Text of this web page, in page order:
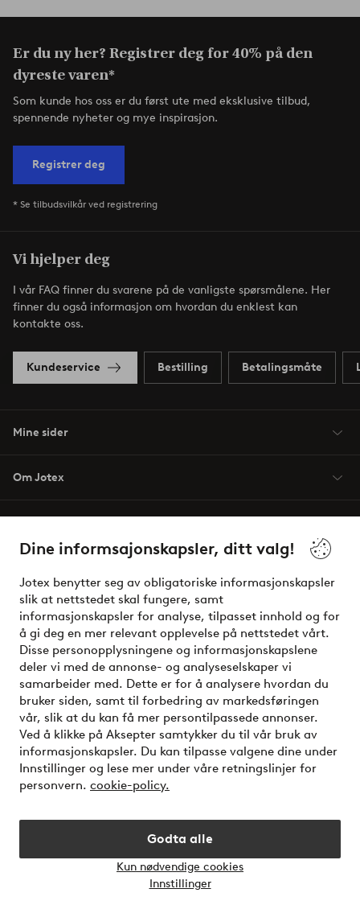
Dine informsajonskapsler, ditt valg!
Jotex benytter seg av obligatoriske informasjonskapsler
slik at nettstedet skal fungere, samt
informasjonskapsler for analyse, tilpasset innhold og for
å gi deg en mer relevant opplevelse på nettstedet vårt.
Disse personopplysningene og informasjonskapslene
deler vi med de annonse- og analyseselskaper vi
samarbeider med. Dette er for å analysere hvordan du
bruker siden, samt til forbedring av markedsføringen
vår, slik at du kan få mer persontilpassede annonser.
Ved å klikke på Aksepter samtykker du til vår bruk av
informasjonskapsler. Du kan tilpasse valgene dine under
Innstillinger og lese mer under våre retningslinjer for
personvern. cookie-policy.
Godta alle
Kun nødvendige cookies
Innstillinger
Er du ny her? Registrer deg for 40% på den
dyreste varen*
Som kunde hos oss er du først ute med eksklusive tilbud,
spennende nyheter og mye inspirasjon.
Registrer deg
* Se tilbudsvilkår ved registrering
Vi hjelper deg
I vår FAQ finner du svarene på de vanligste spørsmålene. Her
finner du også informasjon om hvordan du enklest kan
kontakte oss.
Kundeservice Bestilling Betalingsmåte
Mine sider
Om Jotex
Venner
Sikre betalinger - Betal direkte eller del opp
Vil du vite mer om våre betalingsalternativer?
elpy